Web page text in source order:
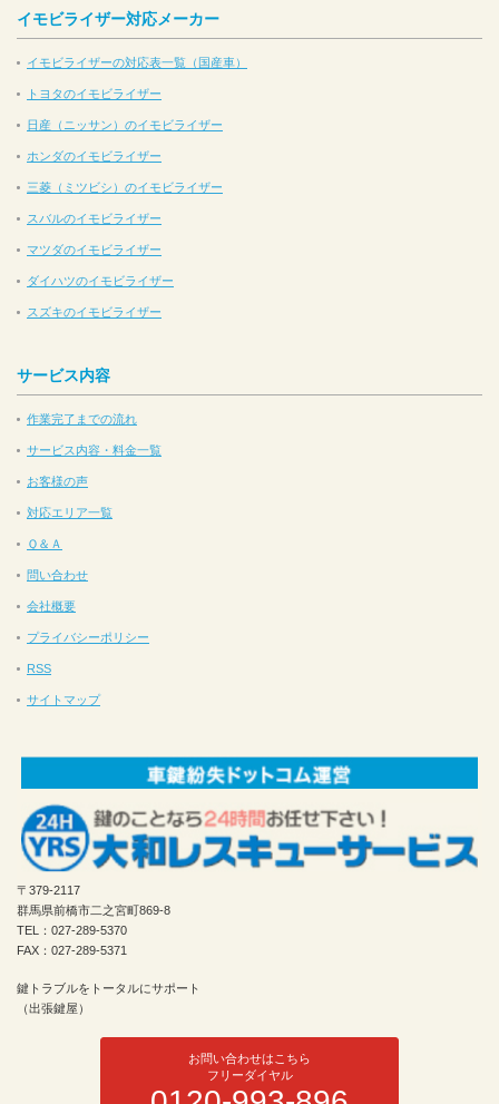
イモビライザー対応メーカー
イモビライザーの対応表一覧（国産車）
トヨタのイモビライザー
日産（ニッサン）のイモビライザー
ホンダのイモビライザー
三菱（ミツビシ）のイモビライザー
スバルのイモビライザー
マツダのイモビライザー
ダイハツのイモビライザー
スズキのイモビライザー
サービス内容
作業完了までの流れ
サービス内容・料金一覧
お客様の声
対応エリア一覧
Ｑ＆Ａ
問い合わせ
会社概要
プライバシーポリシー
RSS
サイトマップ
〒379-2117
群馬県前橋市二之宮町869-8
TEL：027-289-5370
FAX：027-289-5371
鍵トラブルをトータルにサポート
（出張鍵屋）
お問い合わせはこちら
フリーダイヤル